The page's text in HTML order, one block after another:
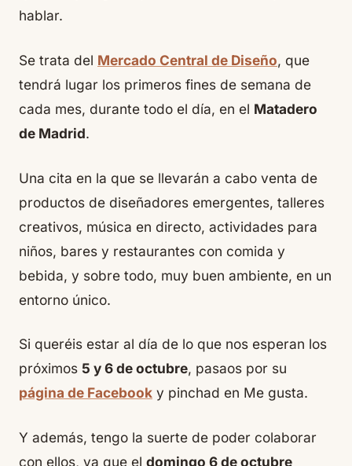
hablar.
Se trata del Mercado Central de Diseño, que
tendrá lugar los primeros fines de semana de
cada mes, durante todo el día, en el Matadero
de Madrid.
Una cita en la que se llevarán a cabo venta de
productos de diseñadores emergentes, talleres
creativos, música en directo, actividades para
niños, bares y restaurantes con comida y
bebida, y sobre todo, muy buen ambiente, en un
entorno único.
Si queréis estar al día de lo que nos esperan los
próximos 5 y 6 de octubre, pasaos por su
página de Facebook y pinchad en Me gusta.
Y además, tengo la suerte de poder colaborar
con ellos, ya que el domingo 6 de octubre